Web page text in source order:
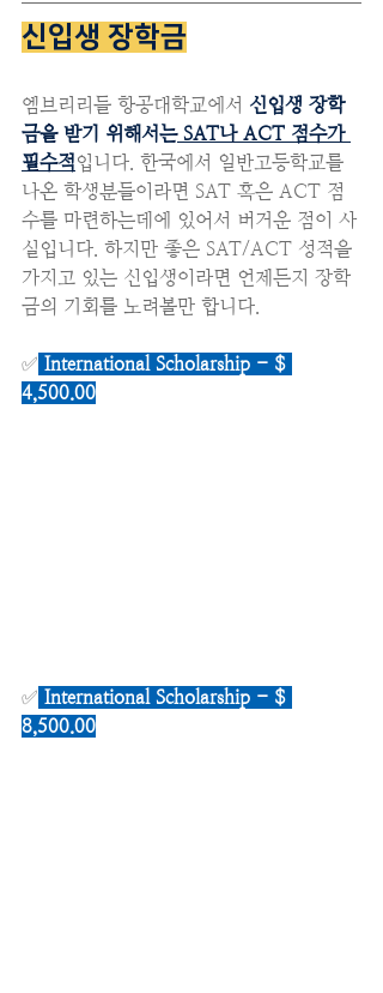
신입생 장학금
엠브리리들 항공대학교에서 신입생 장학
금을 받기 위해서는 SAT나 ACT 점수가
필수적입니다. 한국에서 일반고등학교를
나온 학생분들이라면 SAT 혹은 ACT 점
수를 마련하는데에 있어서 버거운 점이 사
실입니다. 하지만 좋은 SAT/ACT 성적을
가지고 있는 신입생이라면 언제든지 장학
금의 기회를 노려볼만 합니다.
✅ International Scholarship - $
4,500.00
✅ International Scholarship - $
8,500.00